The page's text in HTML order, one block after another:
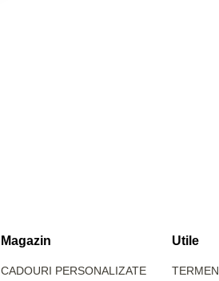
Magazin
CADOURI PERSONALIZATE
Utile